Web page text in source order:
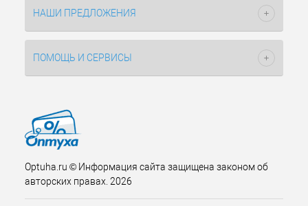
НАШИ ПРЕДЛОЖЕНИЯ
ПОМОЩЬ И СЕРВИСЫ
Optuha.ru © Информация сайта защищена законом об
авторских правах. 2026